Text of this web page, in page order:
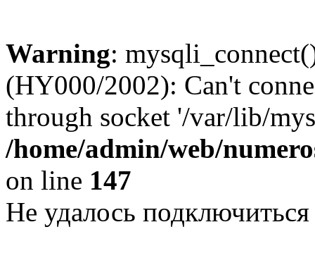
Warning:
(HY000/2002): Can't
through socket '/var/lib/
/home/admin/web/
on line 147
Не удалось